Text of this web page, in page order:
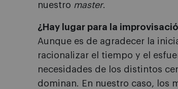
nuestro master.
¿Hay lugar para la
Aunque es de agradecer la
racionalizar el tiempo y el
necesidades de los distintos
dominan. En nuestro caso, los